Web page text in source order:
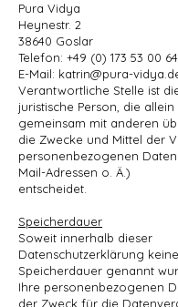
Pura Vidya
Heynestr. 2
38640 Goslar
Telefon: +49 (0) 173 53 00
E-Mail: katrin@pura-
Verantwortliche Stelle ist
juristische Person, die
gemeinsam mit anderen
die Zwecke und Mittel der
personenbezogenen Daten
Mail-Adressen o. Ä.)
entscheidet.
Speicherdauer
Soweit innerhalb dieser
Datenschutzerklärung
Speicherdauer genannt
Ihre personenbezogenen
der Zweck für die